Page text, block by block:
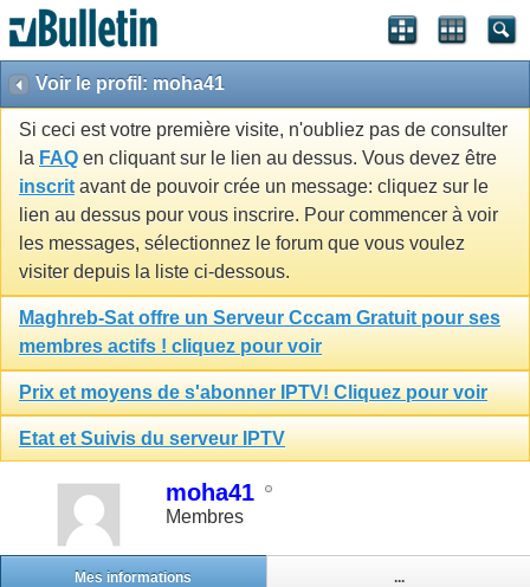
Voir le profil: moha41
Si ceci est votre première visite, n'oubliez pas de consulter
la FAQ en cliquant sur le lien au dessus. Vous devez être
inscrit avant de pouvoir crée un message: cliquez sur le
lien au dessus pour vous inscrire. Pour commencer à voir
les messages, sélectionnez le forum que vous voulez
visiter depuis la liste ci-dessous.
Maghreb-Sat offre un Serveur Cccam Gratuit pour ses
membres actifs ! cliquez pour voir
Prix et moyens de s'abonner IPTV! Cliquez pour voir
Etat et Suivis du serveur IPTV
moha41
Membres
Mes informations ...